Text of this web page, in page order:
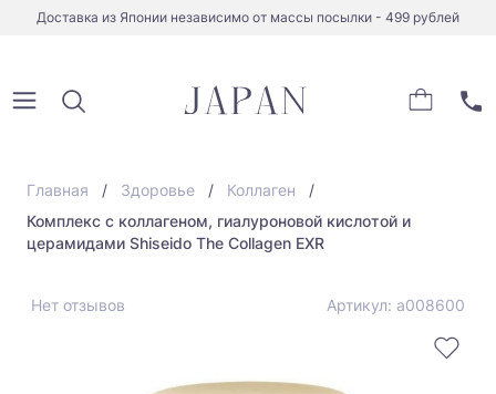
Доставка из Японии независимо от массы посылки - 499 рублей
Главная Здоровье
Коллаген
Комплекс с коллагеном, гиалуроновой кислотой и
церамидами Shiseido The Collagen EXR
Нет отзывов Артикул: a008600